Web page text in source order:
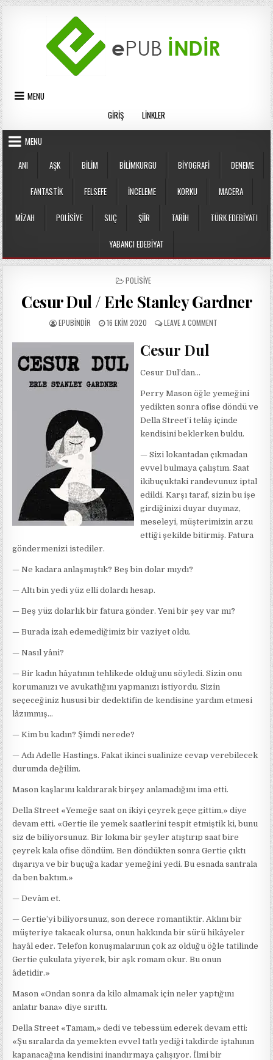
Skip
to
content
MENU
GIRIŞ
LINKLER
MENU
ANI
AŞK BILIM BILIMKURGU BIYOGRAFI DENEME
FANTASTIK FELSEFE İNCELEME KORKU MACERA
MIZAH POLISIYE SUÇ ŞIIR TARIH TÜRK EDEBIYATI
YABANCI EDEBIYAT
POSTED
POLISIYE
Cesur Dul / Erle Stanley Gardner
AUTHOR:
EPUBINDIR
PUBLISHED
16 EKIM 2020 LEAVE A COMMENT
Cesur Dul
Cesur Dul’dan…
Perry Mason öğle yemeğini
yedikten sonra ofise döndü ve
Della Street’i telâş içinde
kendisini beklerken buldu.
— Sizi lokantadan çıkmadan
evvel bulmaya çalıştım. Saat
ikibuçuktaki randevunuz iptal
edildi. Karşı taraf, sizin bu işe
girdiğinizi duyar duymaz,
meseleyi, müşterimizin arzu
ettiği şekilde bitirmiş. Fatura
göndermenizi istediler.
— Ne kadara anlaşmıştık? Beş bin dolar mıydı?
— Altı bin yedi yüz elli dolardı hesap.
— Beş yüz dolarlık bir fatura gönder. Yeni bir şey var mı?
— Burada izah edemediğimiz bir vaziyet oldu.
— Nasıl yâni?
— Bir kadın hâyatının tehlikede olduğunu söyledi. Sizin onu
korumanızı ve avukatlığını yapmanızı istiyordu. Sizin
seçeceğiniz hususi bir dedektifin de kendisine yardım etmesi
lâzımmış…
— Kim bu kadın? Şimdi nerede?
— Adı Adelle Hastings. Fakat ikinci sualinize cevap verebilecek
durumda değilim.
Mason kaşlarını kaldırarak birşey anlamadığını ima etti.
Della Street «Yemeğe saat on ikiyi çeyrek geçe gittim,» diye
devam etti. «Gertie ile yemek saatlerini tespit etmiştik ki, bunu
siz de biliyorsunuz. Bir lokma bir şeyler atıştırıp saat bire
çeyrek kala ofise döndüm. Ben döndükten sonra Gertie çıktı
dışarıya ve bir buçuğa kadar yemeğini yedi. Bu esnada santrala
da ben baktım.»
— Devâm et.
— Gertie’yi biliyorsunuz, son derece romantiktir. Aklını bir
müşteriye takacak olursa, onun hakkında bir sürü hikâyeler
hayâl eder. Telefon konuşmalarının çok az olduğu öğle tatilinde
Gertie çukulata yiyerek, bir aşk romam okur. Bu onun
âdetidir.»
Mason «Ondan sonra da kilo almamak için neler yaptığını
anlatır bana» diye sırıttı.
Della Street «Tamam,» dedi ve tebessüm ederek devam etti:
«Şu sıralarda da yemekten evvel tatlı yediği takdirde iştahının
kapanacağına kendisini inandırmaya çalışıyor. İlmi bir